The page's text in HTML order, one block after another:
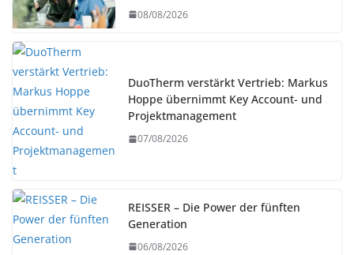
08/08/2026
DuoTherm verstärkt Vertrieb: Markus
Hoppe übernimmt Key Account- und
Projektmanagement
07/08/2026
REISSER – Die Power der fünften
Generation
06/08/2026